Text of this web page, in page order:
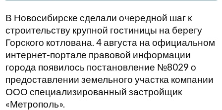
В Новосибирске сделали очередной шаг к
строительству крупной гостиницы на берегу
Горского котлована. 4 августа на официальном
интернет-портале правовой информации
города появилось постановление №8029 о
предоставлении земельного участка компании
ООО специализированный застройщик
«Метрополь».